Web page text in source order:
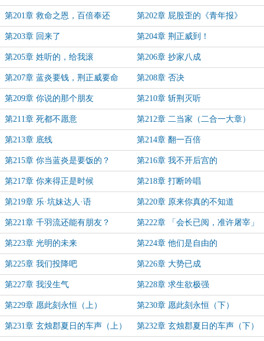
第201章 救命之恩，百倍奉还 第202章 屁股歪的《青年报》
第203章 回来了 第204章 荆正威到！
第205章 姓听的，给我滚 第206章 抄家八成
第207章 蓝炎要钱，荆正威要命 第208章 否决
第209章 你说的那个朋友 第210章 斩荆灭听
第211章 死都不愿意 第212章 二当家（二合一大章）
第213章 底线 第214章 翻一百倍
第215章 你当蓝炎是要饭的？ 第216章 我不开后宫的
第217章 你来得正是时候 第218章 打断吟唱
第219章 乐·坑妹达人·语 第220章 原来你真的不知道
第221章 千羽流还能有朋友？ 第222章 「会长已阅，准许屠宰」
第223章 光明的未来 第224章 他们是自由的
第225章 我们投降吧 第226章 大势已成
第227章 我没生气 第228章 求生欲极强
第229章 愿此刻永恒（上） 第230章 愿此刻永恒（下）
第231章 玄烛郡夏日的车声（上） 第232章 玄烛郡夏日的车声（下）